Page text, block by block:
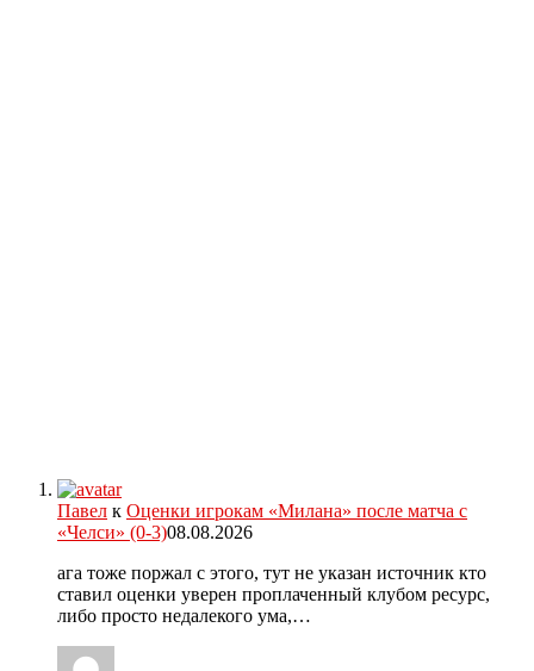
Павел к Оценки игрокам «Милана» после матча с
«Челси» (0-3)08.08.2026
ага тоже поржал с этого, тут не указан источник кто
ставил оценки уверен проплаченный клубом ресурс,
либо просто недалекого ума,…